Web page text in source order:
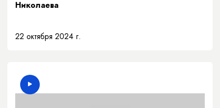
Николаева
22 октября 2024 г.